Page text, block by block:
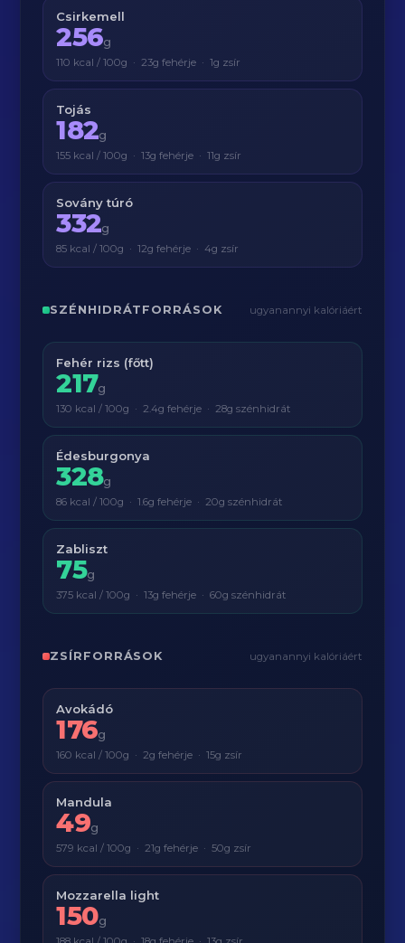
Csirkemell
256g
110 kcal / 100g · 23g fehérje · 1g zsír
Tojás
182g
155 kcal / 100g · 13g fehérje · 11g zsír
Sovány túró
332g
85 kcal / 100g · 12g fehérje · 4g zsír
SZÉNHIDRÁTFORRÁSOK ugyanannyi kalóriáért
Fehér rizs (főtt)
217g
130 kcal / 100g · 2.4g fehérje · 28g szénhidrát
Édesburgonya
328g
86 kcal / 100g · 1.6g fehérje · 20g szénhidrát
Zabliszt
75g
375 kcal / 100g · 13g fehérje · 60g szénhidrát
ZSÍRFORRÁSOK ugyanannyi kalóriáért
Avokádó
176g
160 kcal / 100g · 2g fehérje · 15g zsír
Mandula
49g
579 kcal / 100g · 21g fehérje · 50g zsír
Mozzarella light
150g